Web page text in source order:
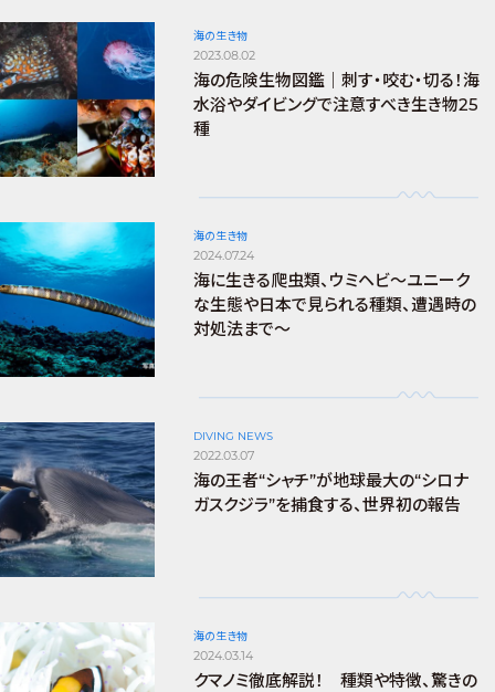
海の生き物
2023.08.02
海の危険生物図鑑｜刺す・咬む・切る！海
水浴やダイビングで注意すべき生き物25
種
海の生き物
2024.07.24
海に生きる爬虫類、ウミヘビ～ユニーク
な生態や日本で見られる種類、遭遇時の
対処法まで～
DIVING NEWS
2022.03.07
海の王者“シャチ”が地球最大の“シロナ
ガスクジラ”を捕食する、世界初の報告
海の生き物
2024.03.14
クマノミ徹底解説！ 種類や特徴、驚きの